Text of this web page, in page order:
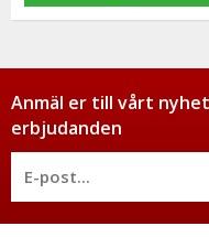
Anmäl er till vårt
erbjudanden